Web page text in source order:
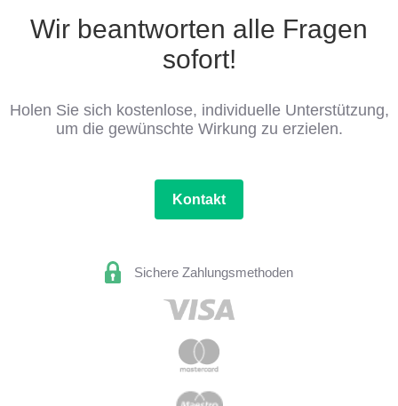
Wir beantworten alle Fragen
sofort!
Holen Sie sich kostenlose, individuelle Unterstützung,
um die gewünschte Wirkung zu erzielen.
Kontakt
Sichere Zahlungsmethoden